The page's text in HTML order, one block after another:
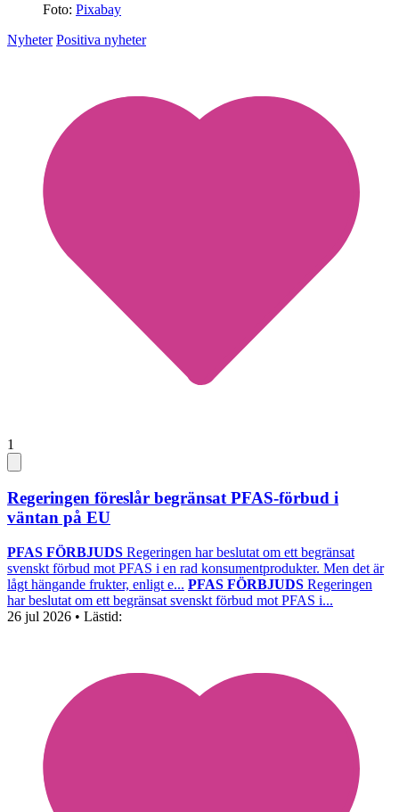
Foto: Pixabay
Nyheter Positiva nyheter
1
Regeringen föreslår begränsat PFAS-förbud i
väntan på EU
PFAS FÖRBJUDS Regeringen har beslutat om ett begränsat
svenskt förbud mot PFAS i en rad konsumentprodukter. Men det är
lågt hängande frukter, enligt e... PFAS FÖRBJUDS Regeringen
har beslutat om ett begränsat svenskt förbud mot PFAS i...
26 jul 2026 • Lästid: